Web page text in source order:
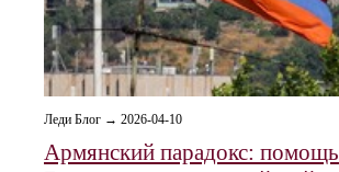
Леди Блог → 2026-04-10
Армянский парадокс: помощь